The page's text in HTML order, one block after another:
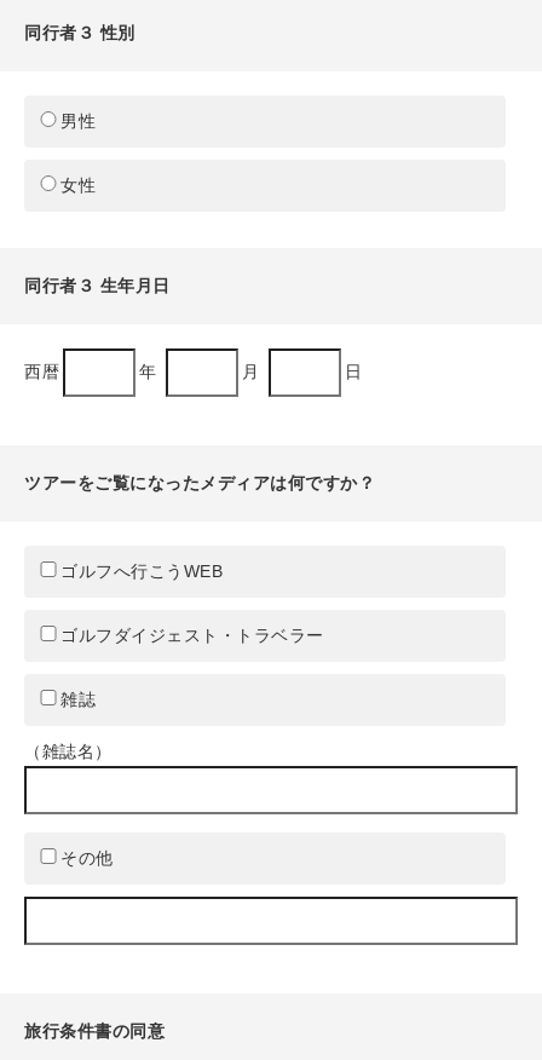
同行者３ 性別
男性
女性
同行者３ 生年月日
西暦 年 月 日
ツアーをご覧になったメディアは何ですか？
ゴルフへ行こうWEB
ゴルフダイジェスト・トラベラー
雑誌
（雑誌名）
その他
旅行条件書の同意